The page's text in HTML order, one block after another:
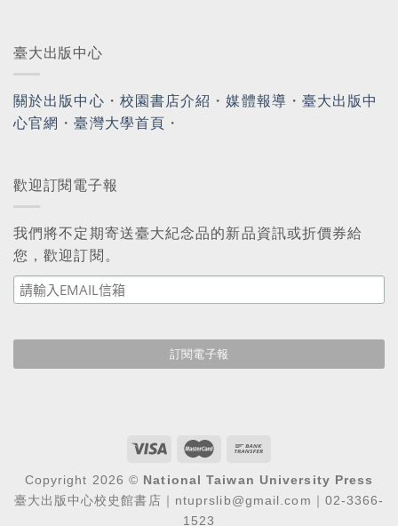
臺大出版中心
關於出版中心 ・ 校園書店介紹 ・媒體報導 ・ 臺大出版中
心官網 ・臺灣大學首頁 ・
歡迎訂閱電子報
我們將不定期寄送臺大紀念品的新品資訊或折價券給
您，歡迎訂閱。
Copyright 2026 © National Taiwan University Press
臺大出版中心校史館書店｜ntuprslib@gmail.com｜02-3366-
1523